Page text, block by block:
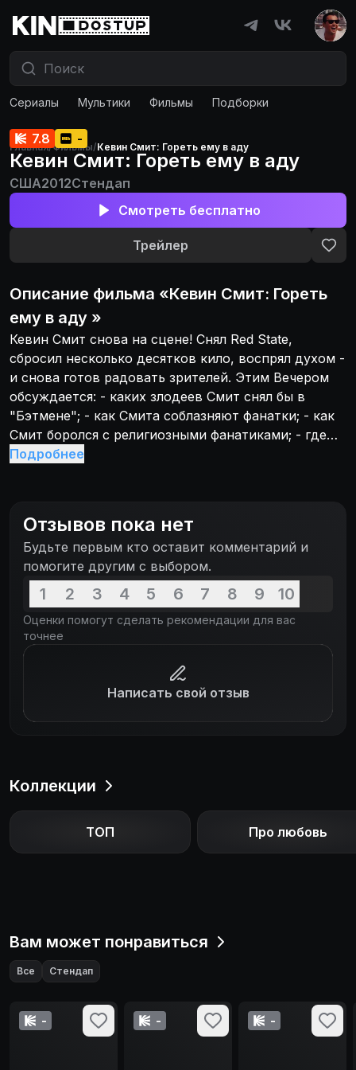
Сериалы Мультики Фильмы Подборки
Главная/Фильмы/Кевин Смит: Гореть ему в аду
7.8 -
Кевин Смит: Гореть ему в аду
США2012Стендап
Смотреть бесплатно
Трейлер
Описание фильма «Кевин Смит: Гореть
ему в аду »
Кевин Смит снова на сцене! Снял Red State,
сбросил несколько десятков кило, воспрял духом -
и снова готов радовать зрителей. Этим Вечером
обсуждается: - каких злодеев Смит снял бы в
"Бэтмене"; - как Смита соблазняют фанатки; - как
Смит боролся с религиозными фанатиками; - где
Смит на всё находит время; - почему Смит уходит
Подробнее
Отзывов пока нет
Будьте первым кто оставит комментарий и
помогите другим с выбором.
1 2 3 4 5 6 7 8 9 10
Оценки помогут сделать рекомендации для вас
точнее
Написать свой отзыв
Коллекции
ТОП Про любовь
Вам может понравиться
Все Стендап
- - -